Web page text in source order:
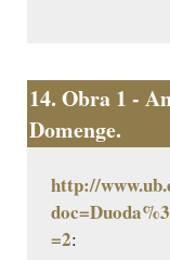
14. Obra 1 -
Domenge.
http://
=2: